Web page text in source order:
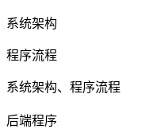
系统架构
程序流程
系统架构、程序流程
后端程序